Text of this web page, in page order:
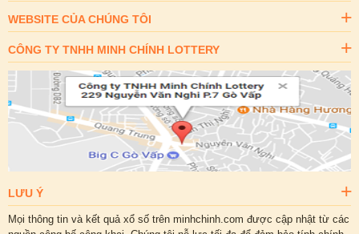
WEBSITE CỦA CHÚNG TÔI
CÔNG TY TNHH MINH CHÍNH LOTTERY
LƯU Ý
Mọi thông tin và kết quả xổ số trên minhchinh.com được cập nhật từ các